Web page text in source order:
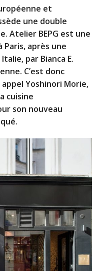
et
une double
Atelier BEPG est une
Paris, après une
par Bianca E.
C’est donc
Yoshinori Morie,
cuisine
son nouveau